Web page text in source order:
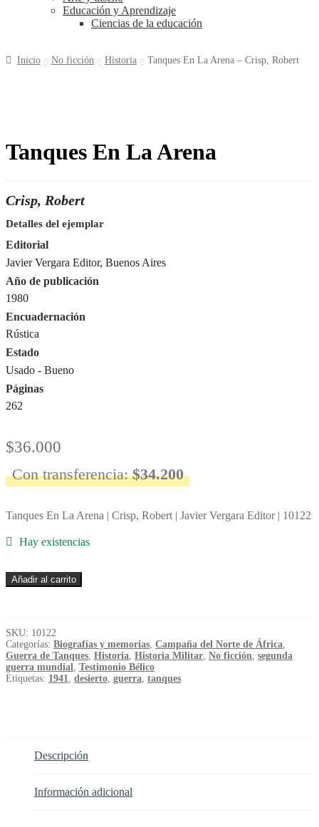
Educación y Aprendizaje
Ciencias de la educación
Inicio No ficción Historia Tanques En La Arena – Crisp, Robert
Tanques En La Arena
Crisp, Robert
Detalles del ejemplar
Editorial
Javier Vergara Editor, Buenos Aires
Año de publicación
1980
Encuadernación
Rústica
Estado
Usado - Bueno
Páginas
262
$36.000
Con transferencia:$34.200
Tanques En La Arena | Crisp, Robert | Javier Vergara Editor | 10122
Hay existencias
Tanques
En
-
Crisp,
Robert
cantidad
Añadir al carrito
SKU: 10122
Categorías: Biografías y memorias Campaña del Norte de África
Guerra de Tanques Historia Historia Militar No ficción segunda
guerra mundial Testimonio Bélico
Etiquetas: 1941 desierto guerra tanques
Descripción
Información adicional